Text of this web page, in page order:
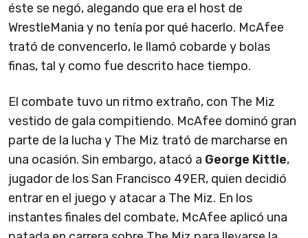
éste se negó, alegando que era el host de
WrestleMania y no tenía por qué hacerlo. McAfee
trató de convencerlo, le llamó cobarde y bolas
finas, tal y como fue descrito hace tiempo.
El combate tuvo un ritmo extraño, con The Miz
vestido de gala compitiendo. McAfee dominó gran
parte de la lucha y The Miz trató de marcharse en
una ocasión. Sin embargo, atacó a George Kittle,
jugador de los San Francisco 49ER, quien decidió
entrar en el juego y atacar a The Miz. En los
instantes finales del combate, McAfee aplicó una